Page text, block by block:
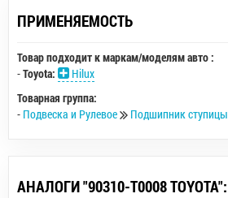
ПРИМЕНЯЕМОСТЬ
Товар подходит к маркам/моделям авто :
-Toyota:
Hilux
Товарная группа:
- Подвеска и Рулевое Подшипник ступицы
АНАЛОГИ "90310-T0008 TOYOTA":